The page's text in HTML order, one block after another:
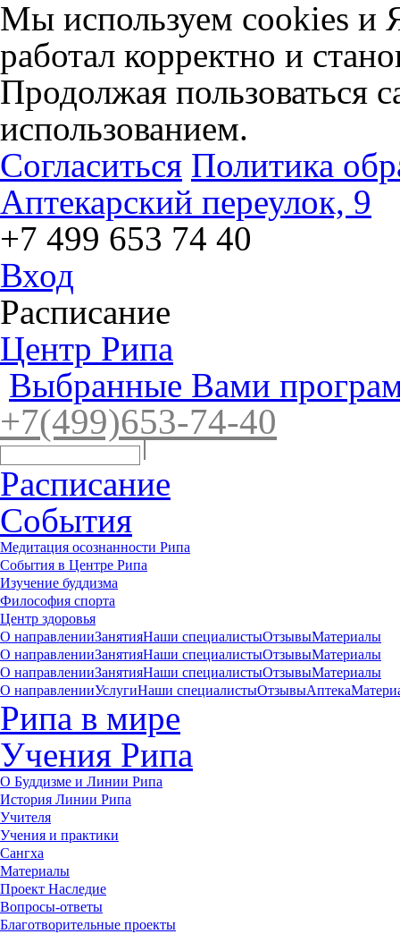
Мы используем cookies и
работал корректно и
Продолжая пользоваться
использованием.
Согласиться Политика
Аптекарский переулок, 9
+7 499 653 74 40
Вход
Расписание
Центр Рипа
Выбранные Вами
+7(499)653-74-40
Расписание
События
Медитация осознанности Рипа
События в Центре Рипа
Изучение буддизма
Философия спорта
Центр здоровья
О направленииЗанятияНаши специалистыОтзывыМатериалы
О направленииЗанятияНаши специалистыОтзывыМатериалы
О направленииЗанятияНаши специалистыОтзывыМатериалы
О направленииУслугиНаши специалистыОтзывыАптека
Рипа в мире
Учения Рипа
О Буддизме и Линии Рипа
История Линии Рипа
Учителя
Учения и практики
Сангха
Материалы
Проект Наследие
Вопросы-ответы
Благотворительные проекты